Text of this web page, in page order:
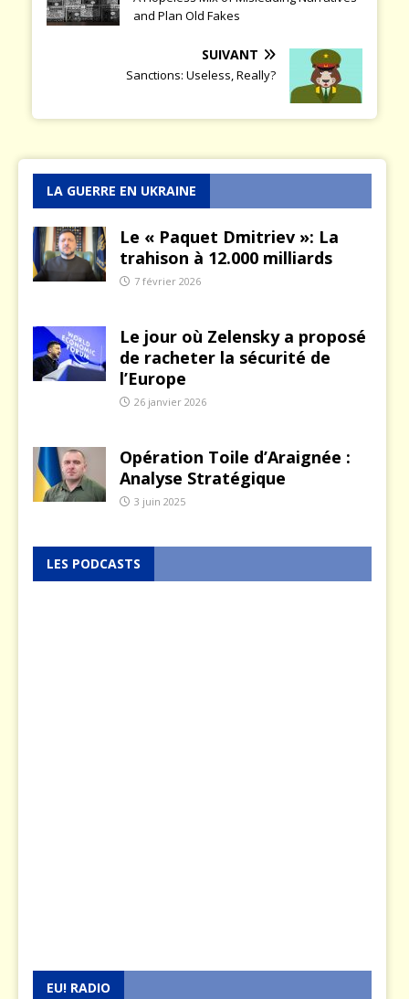
and Plan Old Fakes
SUIVANT
Sanctions: Useless, Really?
LA GUERRE EN UKRAINE
Le « Paquet Dmitriev »: La
trahison à 12.000 milliards
7 février 2026
Le jour où Zelensky a proposé
de racheter la sécurité de
l’Europe
26 janvier 2026
Opération Toile d’Araignée :
Analyse Stratégique
3 juin 2025
LES PODCASTS
EU! RADIO